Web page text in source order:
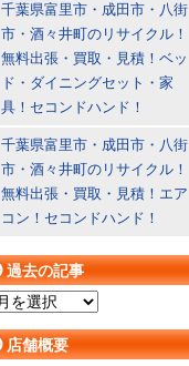
千葉県富里市・成田市・八街
市・酒々井町のリサイクル！
無料出張・買取・見積！ベッ
ド・ダイニングセット・家
具！セコンドハンド！
千葉県富里市・成田市・八街
市・酒々井町のリサイクル！
無料出張・買取・見積！エア
コン！セコンドハンド！
過去の記事
店舗概要